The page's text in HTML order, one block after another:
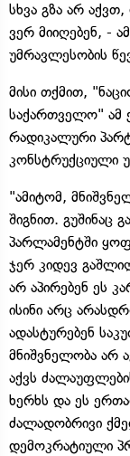
სხვა გზა არ
ვერ მიიღებენ, -
უმრავლესობის
მისი თქმით,
საქართველო" ამ
რადიკალური
კონსტრუქციული
"ამიტომ,
შიგნით. გუშინაც
პარლამენტში
ჯერ კიდევ
არ აპირებენ ეს
ისინი არც
ადასტურებენ
მნიშვნელობა არ
აქვს
ხერხს და ეს
ძალადობრივი
დემოკრატიული